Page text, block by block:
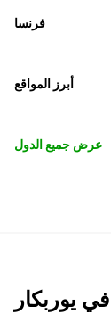
فرنسا
أبرز المواقع
عرض جميع الدول
يوربكار